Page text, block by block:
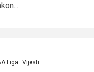
Liga Vijesti